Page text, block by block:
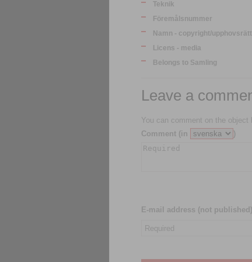
Teknik
Föremålsnummer
Namn - copyright/
Licens - media
Belongs to Samling
Leave a
You can comment on the object
Comment (in
)
E-mail address (not published)